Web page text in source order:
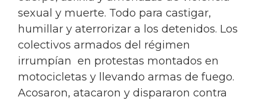
sexual y muerte. Todo para castigar,
humillar y aterrorizar a los detenidos. Los
colectivos armados del régimen
irrumpían en protestas montados en
motocicletas y llevando armas de fuego.
Acosaron, atacaron y dispararon contra